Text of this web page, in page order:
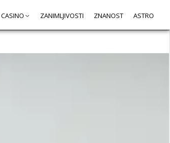
CASINO ZANIMLJIVOSTI ZNANOST ASTRO